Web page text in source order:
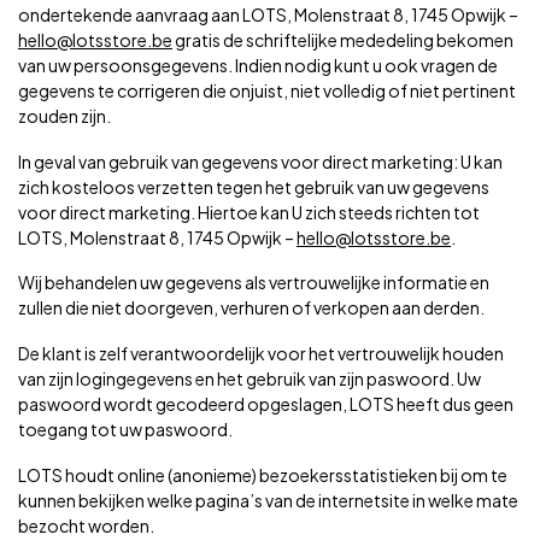
ondertekende aanvraag aan LOTS, Molenstraat 8, 1745 Opwijk –
hello@lotsstore.begratis de schriftelijke mededeling bekomen
van uw persoonsgegevens. Indien nodig kunt u ook vragen de
gegevens te corrigeren die onjuist, niet volledig of niet pertinent
zouden zijn.
In geval van gebruik van gegevens voor direct marketing: U kan
zich kosteloos verzetten tegen het gebruik van uw gegevens
voor direct marketing. Hiertoe kan U zich steeds richten tot
LOTS, Molenstraat 8, 1745 Opwijk –hello@lotsstore.be
Wij behandelen uw gegevens als vertrouwelijke informatie en
zullen die niet doorgeven, verhuren of verkopen aan derden.
De klant is zelf verantwoordelijk voor het vertrouwelijk houden
van zijn logingegevens en het gebruik van zijn paswoord. Uw
paswoord wordt gecodeerd opgeslagen, LOTS heeft dus geen
toegang tot uw paswoord.
LOTS houdt online (anonieme) bezoekersstatistieken bij om te
kunnen bekijken welke pagina’s van de internetsite in welke mate
bezocht worden.